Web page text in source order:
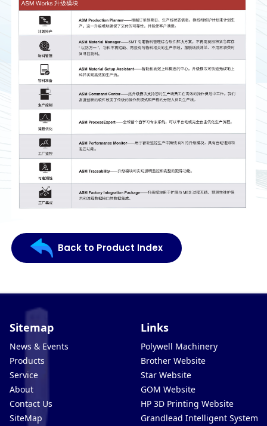
Back to Product Index
Sitemap
News & Events
Products
Service
About
Contact Us
SiteMap
Links
Polywell Machinery
Brother Website
Star Website
GOM Website
HP 3D Printing Website
Grandlead Intelligent Systems